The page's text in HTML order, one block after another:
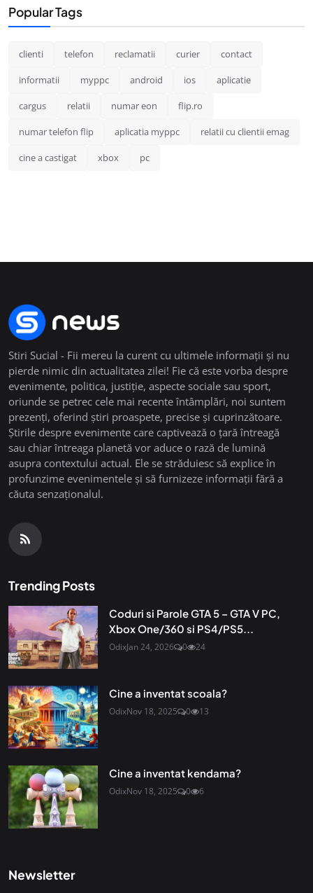
Popular Tags
clienti telefon reclamatii curier contact
informatii myppc android ios aplicatie
cargus relatii numar eon flip.ro
numar telefon flip aplicatia myppc relatii cu clientii emag
cine a castigat xbox pc
Stiri Sucial - Fii mereu la curent cu ultimele informații și nu
pierde nimic din actualitatea zilei! Fie că este vorba despre
evenimente, politica, justiție, aspecte sociale sau sport,
oriunde se petrec cele mai recente întâmplări, noi suntem
prezenți, oferind știri proaspete, precise și cuprinzătoare.
Știrile despre evenimente care captivează o țară întreagă
sau chiar întreaga planetă vor aduce o rază de lumină
asupra contextului actual. Ele se străduiesc să explice în
profunzime evenimentele și să furnizeze informații fără a
căuta senzaționalul.
Trending Posts
Coduri si Parole GTA 5 – GTA V PC,
Xbox One/360 si PS4/PS5...
OdixJan 24, 2026 0 24
Cine a inventat scoala?
OdixNov 18, 2025 0 13
Cine a inventat kendama?
OdixNov 18, 2025 0 6
Newsletter